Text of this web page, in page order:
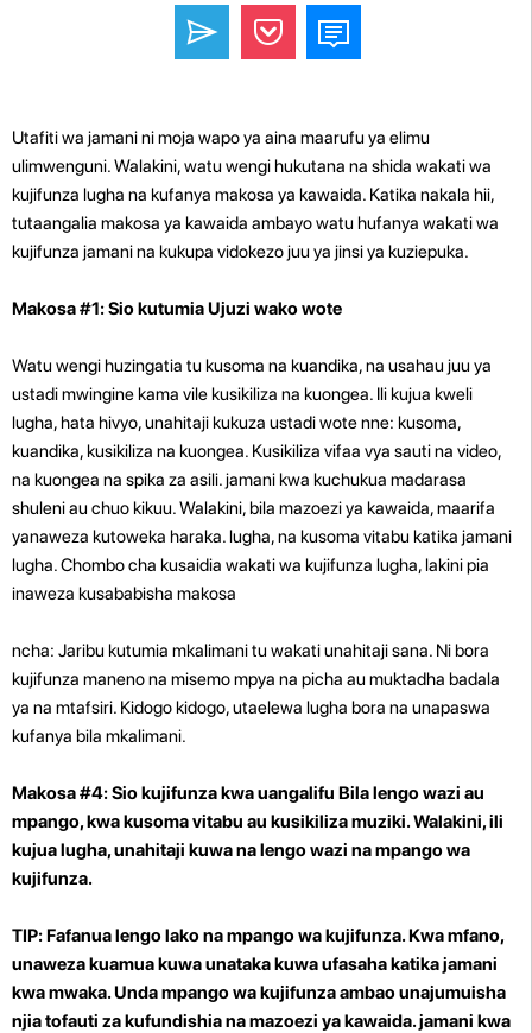
Utafiti wa jamani ni moja wapo ya aina maarufu ya elimu
ulimwenguni. Walakini, watu wengi hukutana na shida wakati wa
kujifunza lugha na kufanya makosa ya kawaida. Katika nakala hii,
tutaangalia makosa ya kawaida ambayo watu hufanya wakati wa
kujifunza jamani na kukupa vidokezo juu ya jinsi ya kuziepuka.
Makosa #1: Sio kutumia Ujuzi wako wote
Watu wengi huzingatia tu kusoma na kuandika, na usahau juu ya
ustadi mwingine kama vile kusikiliza na kuongea. Ili kujua kweli
lugha, hata hivyo, unahitaji kukuza ustadi wote nne: kusoma,
kuandika, kusikiliza na kuongea. Kusikiliza vifaa vya sauti na video,
na kuongea na spika za asili. jamani kwa kuchukua madarasa
shuleni au chuo kikuu. Walakini, bila mazoezi ya kawaida, maarifa
yanaweza kutoweka haraka. lugha, na kusoma vitabu katika jamani
lugha. Chombo cha kusaidia wakati wa kujifunza lugha, lakini pia
inaweza kusababisha makosa
ncha: Jaribu kutumia mkalimani tu wakati unahitaji sana. Ni bora
kujifunza maneno na misemo mpya na picha au muktadha badala
ya na mtafsiri. Kidogo kidogo, utaelewa lugha bora na unapaswa
kufanya bila mkalimani.
Makosa #4: Sio kujifunza kwa uangalifu Bila lengo wazi au
mpango, kwa kusoma vitabu au kusikiliza muziki. Walakini, ili
kujua lugha, unahitaji kuwa na lengo wazi na mpango wa
kujifunza.
TIP: Fafanua lengo lako na mpango wa kujifunza. Kwa mfano,
unaweza kuamua kuwa unataka kuwa ufasaha katika jamani
kwa mwaka. Unda mpango wa kujifunza ambao unajumuisha
njia tofauti za kufundishia na mazoezi ya kawaida. jamani kwa